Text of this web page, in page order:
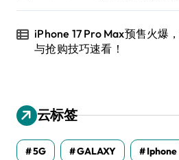
iPhone 17 Pro Max预售火爆
与抢购技巧速看！
云标签
5G GALAXY Iphone